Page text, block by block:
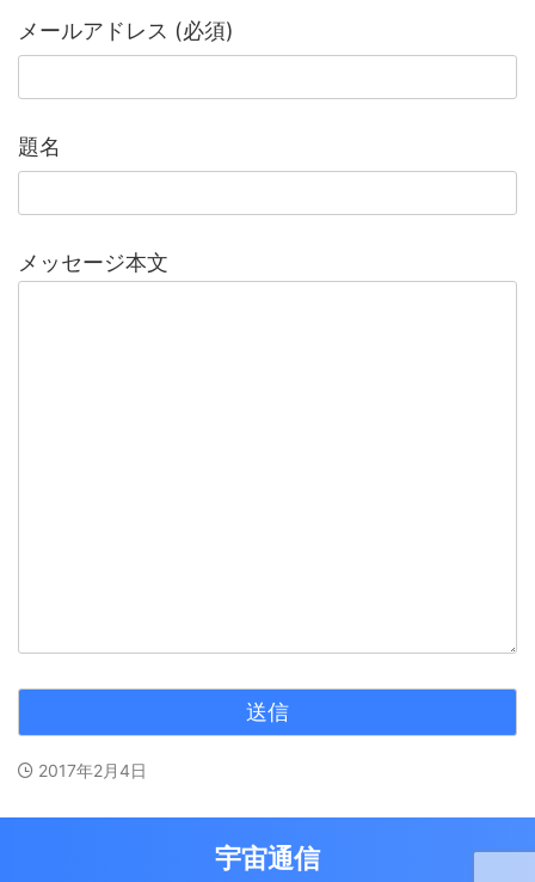
メールアドレス (必須)
題名
メッセージ本文
2017年2月4日
宇宙通信